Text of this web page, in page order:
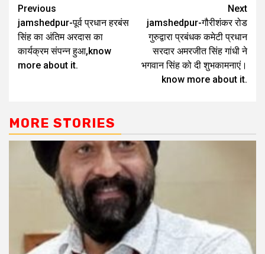
Previous
jamshedpur-पूर्व प्रधान हरबंस
सिंह का अंतिम अरदास का
कार्यक्रम संपन्न हुआ,know
more about it.
Next
jamshedpur-गौरीशंकर रोड
गुरुद्वारा प्रबंधक कमेटी प्रधान
सरदार अमरजीत सिंह गांधी ने
भगवान सिंह को दी शुभकामनाएं।
know more about it.
MORE STORIES